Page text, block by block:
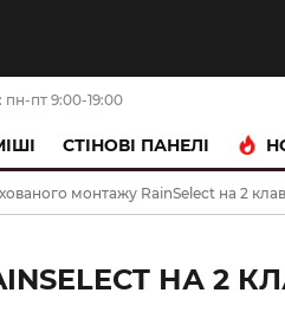
пн-пт 9:00-19:00
CТІНОВІ ПАНЕЛІ
монтажу RainSelect на 2
НА 2